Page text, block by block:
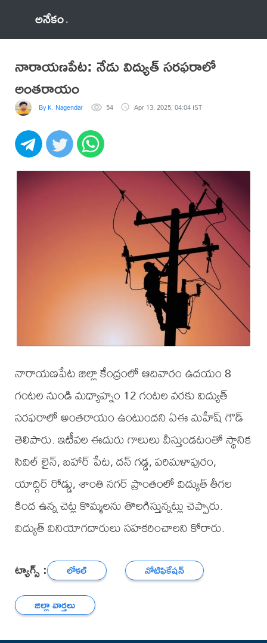
అనేకం
నారాయణపేట: నేడు విద్యుత్ సరఫరాలో
అంతరాయం
By K. Nagendar 54 Apr 13, 2025, 04:04 IST
నారాయణపేట జిల్లా కేంద్రంలో ఆదివారం ఉదయం 8
గంటల నుండి మధ్యాహ్నం 12 గంటల వరకు విద్యుత్
సరఫరాలో అంతరాయం ఉంటుందని ఏఈ మహేష్ గౌడ్
తెలిపారు. ఇటీవల ఈదురు గాలులు వీస్తుండటంతో స్థానిక
సివిల్ లైన్, బహార్ పేట, దన్ గడ్డ, పరిమళాపురం,
యాద్గిర్ రోడ్డు, శాంతి నగర్ ప్రాంతంలో విద్యుత్ తీగల
కింద ఉన్న చెట్ల కొమ్మలను తొలగిస్తున్నట్లు చెప్పారు.
విద్యుత్ వినియోగదారులు సహకరించాలని కోరారు.
ట్యాగ్స్ : లోకల్
నోటిఫికేషన్
జిల్లా వార్తలు